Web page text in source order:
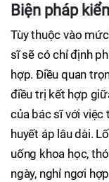
Biện pháp
Tùy thuộc vào
sĩ sẽ có chỉ định
hợp. Điều quan
điều trị kết hợp
của bác sĩ với việc
huyết áp lâu dài.
uống khoa học,
ngày, nghỉ ngơi